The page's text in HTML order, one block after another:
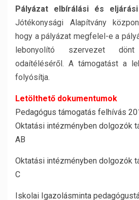
Pályázat elbírálási és
Jótékonysági Alapítvány
hogy a pályázat megfelel-e a
lebonyolító szervezet
odaítéléséről. A támogatást a
folyósítja.
Letölthető dokumentumok
Pedagógus támogatás felhívás
Oktatási intézményben dolgozók
AB
Oktatási intézményben dolgozók
C
Iskolai Igazolásminta